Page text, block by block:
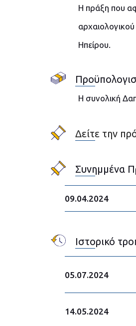
Η πράξη που
Ηπείρου.
Η συνολική
Δείτε την
Συνημμένα
09.04.2024
Ιστορικό
05.07.2024
14.05.2024